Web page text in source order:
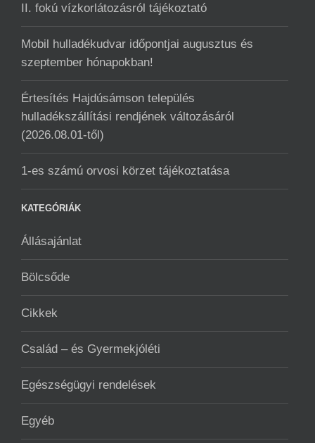
II. fokú vízkorlátozásról tájékoztató
Mobil hulladékudvar ️időpontjai augusztus és
szeptember hónapokban!
Értesítés Hajdúsámson település
hulladékszállítási rendjének változásáról
(2026.08.01-től)
1-es számú orvosi körzet tájékoztatása
KATEGÓRIÁK
Állásajánlat
Bölcsőde
Cikkek
Család – és Gyermekjóléti
Egészségügyi rendelések
Egyéb